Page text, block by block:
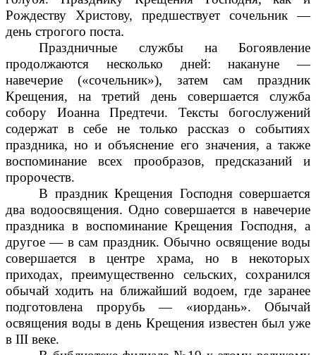
Рождеству Христову, предшествует сочельник —
день строгого поста.
Праздничные службы на Богоявление
продолжаются несколько дней: накануне —
навечерие («сочельник»), затем сам праздник
Крещения, на третий день совершается служба
собору Иоанна Предтечи. Тексты богослужений
содержат в себе не только рассказ о событиях
праздника, но и объяснение его значения, а также
воспоминание всех прообразов, предсказаний и
пророчеств.
В праздник Крещения Господня совершается
два водоосвящения. Одно совершается в навечерие
праздника в воспоминание Крещения Господня, а
другое — в сам праздник. Обычно освящение воды
совершается в центре храма, но в некоторых
приходах, преимущественно сельских, сохранился
обычай ходить на ближайший водоем, где заранее
подготовлена прорубь — «иордань». Обычай
освящения воды в день Крещения известен был уже
в III веке.